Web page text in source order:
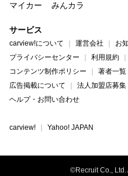
マイカー
みんカラ
サービス
carview!について 運営会社 お
プライバシーセンター
利用規約
コンテンツ制作ポリシー
著者一覧
広告掲載について
法人加盟店募集
ヘルプ・お問い合わせ
carview! Yahoo! JAPAN
©Recruit Co., Ltd.